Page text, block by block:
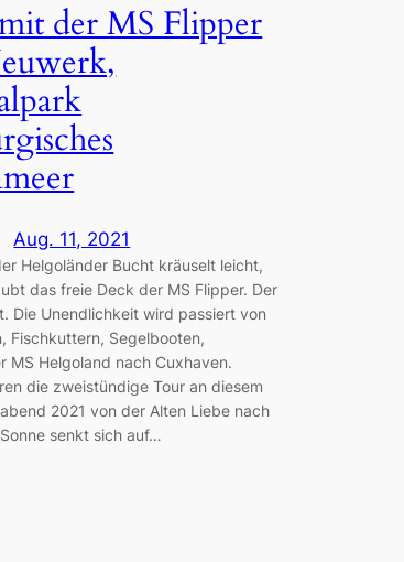
der MS Flipper
Aug. 11, 2021
Helgoländer Bucht kräuselt leicht,
das freie Deck der MS Flipper. Der
Die Unendlichkeit wird passiert von
Fischkuttern, Segelbooten,
MS Helgoland nach Cuxhaven.
die zweistündige Tour an diesem
2021 von der Alten Liebe nach
senkt sich auf…